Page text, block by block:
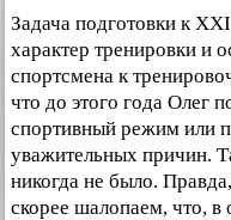
Задача подготовки к
характер тренировки и
спортсмена к
что до этого года Олег
спортивный режим или
уважительных причин.
никогда не было.
скорее шалопаем, что,